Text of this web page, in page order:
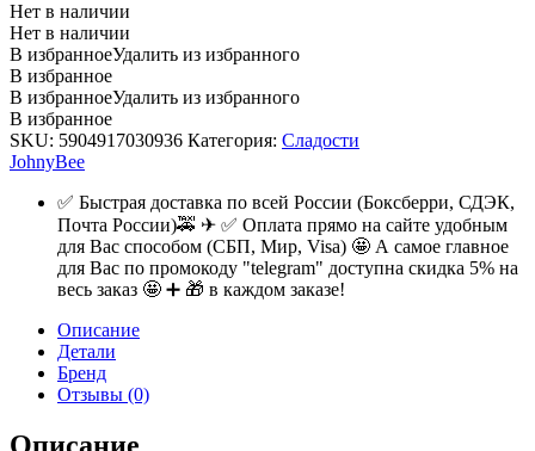
Нет в наличии
Нет в наличии
В избранноеУдалить из избранного
В избранное
В избранноеУдалить из избранного
В избранное
SKU: 5904917030936 Категория: Сладости
JohnyBee
✅ Быстрая доставка по всей России (Боксберри, СДЭК,
Почта России)🚕 ✈ ✅ Оплата прямо на сайте удобным
для Вас способом (СБП, Мир, Visa) 🤩 А самое главное
для Вас по промокоду "telegram" доступна скидка 5% на
весь заказ 🤩 ➕ 🎁 в каждом заказе!
Описание
Детали
Бренд
Отзывы (0)